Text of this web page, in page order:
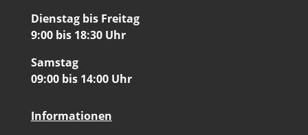
Dienstag bis Freitag
9:00 bis 18:30 Uhr
Samstag
09:00 bis 14:00 Uhr
Informationen